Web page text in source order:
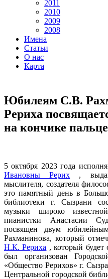
2011
2010
2009
2008
Имена
Статьи
О нас
Карта
Юбилеям С.В.
Рериха
на кончике
5 октября 2023 года
Ивановны Рерих ,
мыслителя, создателя
это памятный день в
библиотеки г. Сызрани
музыки широко
пианистки Анастасии
посвящен двум
Рахманинова, который
Н.К. Рериха , который будет
был организован
«Общество Рерихов» г.
Центральной городской